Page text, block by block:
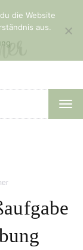
die Website
aus.